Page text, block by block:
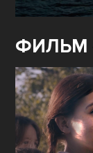
ФИЛЬМ